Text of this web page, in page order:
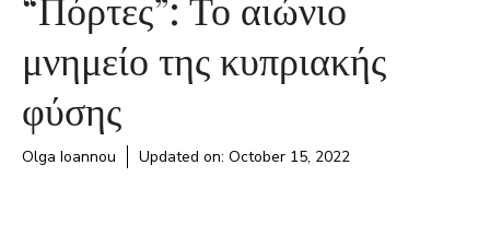
μνημείο της κυπριακής
φύσης
Olga Ioannou Updated on: October 15, 2022